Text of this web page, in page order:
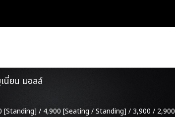
นี่ยน มอลล์
/ 4,900 [Seating / Standing] / 3,900 / 2,900